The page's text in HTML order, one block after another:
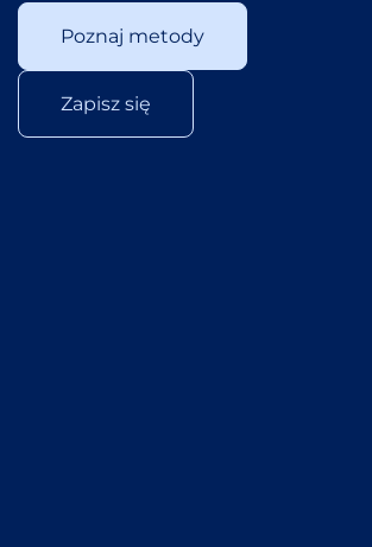
Poznaj metody
Zapisz się